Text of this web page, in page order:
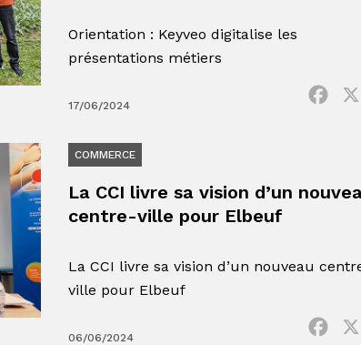
Orientation : Keyveo digitalise les
présentations métiers
17/06/2024
COMMERCE
La CCI livre sa vision d’un
centre-ville pour Elbeuf
La CCI livre sa vision d’un nouveau
ville pour Elbeuf
06/06/2024